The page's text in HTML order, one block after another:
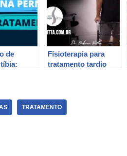
de
Fisioterapia para
tratamento tardio
TRATAMENTO